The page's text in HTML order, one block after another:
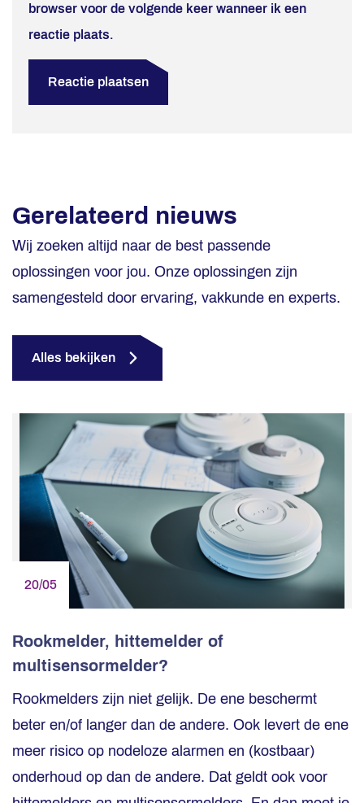
browser voor de volgende keer wanneer ik een
reactie plaats.
Gerelateerd nieuws
Wij zoeken altijd naar de best passende
oplossingen voor jou. Onze oplossingen zijn
samengesteld door ervaring, vakkunde en experts.
Alles bekijken
20/05
Rookmelder, hittemelder of
multisensormelder?
Rookmelders zijn niet gelijk. De ene beschermt
beter en/of langer dan de andere. Ook levert de ene
meer risico op nodeloze alarmen en (kostbaar)
onderhoud op dan de andere. Dat geldt ook voor